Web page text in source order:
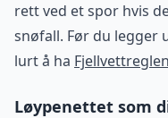
rett ved et spor hvis
snøfall. Før du legger
lurt å ha
Løypenettet som